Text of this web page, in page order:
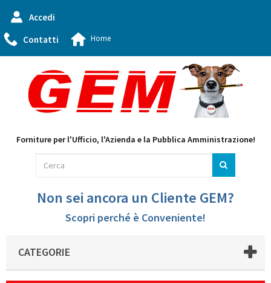
Accedi
Contatti
Home
Forniture per l'Ufficio, l'Azienda e la Pubblica Amministrazione!
Non sei ancora un Cliente GEM?
Scopri perché è Conveniente!
CATEGORIE